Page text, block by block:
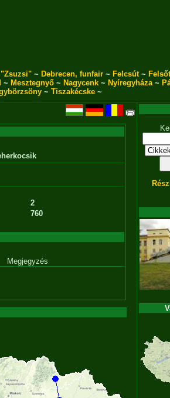
"Zsuzsi"~ Debrecen, funfair~ Felcsút~
~ Mesztegnyő~ Nagycenk~ Nyíregyháza~
~ Tiszakécske ~
2
760
Megjegyzés